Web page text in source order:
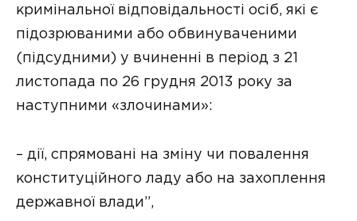
кримінальної відповідальності осіб, які є
підозрюваними або обвинуваченими
(підсудними) у вчиненні в період з 21
листопада по 26 грудня 2013 року за
наступними «злочинами»:
– дії, спрямовані на зміну чи повалення
конституційного ладу або на захоплення
державної влади”,